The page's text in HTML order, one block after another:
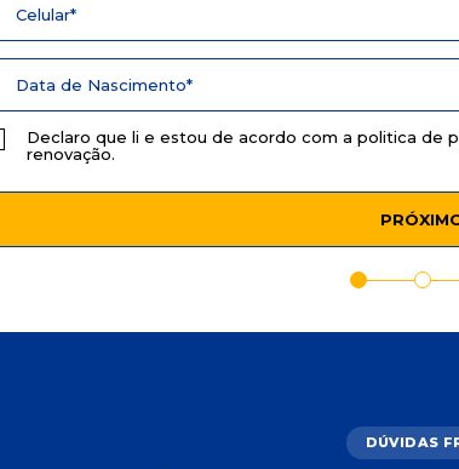
Declaro que li e estou de acordo com apolitica de
renovação.
DÚVIDAS